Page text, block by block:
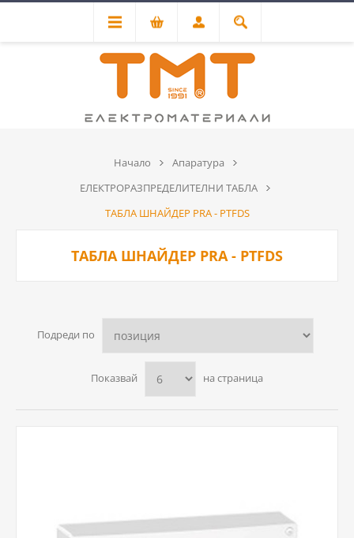
Начало
Апаратура
ЕЛЕКТРОРАЗПРЕДЕЛИТЕЛНИ ТАБЛА
ТАБЛА ШНАЙДЕР PRA - PTFDS
ТАБЛА ШНАЙДЕР PRA - PTFDS
Подреди по
Показвай на страница